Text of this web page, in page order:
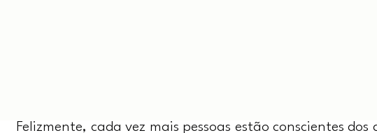
Felizmente, cada vez mais pessoas estão conscientes dos